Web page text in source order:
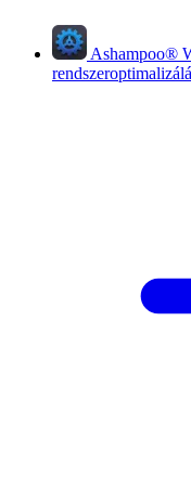
Ashampoo®